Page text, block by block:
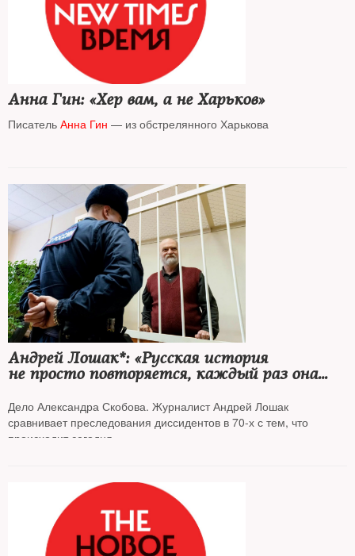
Анна Гин: «Хер вам, а не Харьков»
Писатель Анна Гин — из обстрелянного Харькова
Андрей Лошак*: «Русская история
не просто повторяется, каждый раз она
Дело Александра Скобова. Журналист Андрей Лошак
сравнивает преследования диссидентов в 70-х с тем, что
происходит сегодня